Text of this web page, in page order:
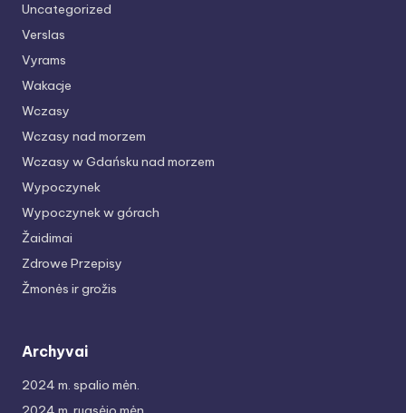
Uncategorized
Verslas
Vyrams
Wakacje
Wczasy
Wczasy nad morzem
Wczasy w Gdańsku nad morzem
Wypoczynek
Wypoczynek w górach
Žaidimai
Zdrowe Przepisy
Žmonės ir grožis
Archyvai
2024 m. spalio mėn.